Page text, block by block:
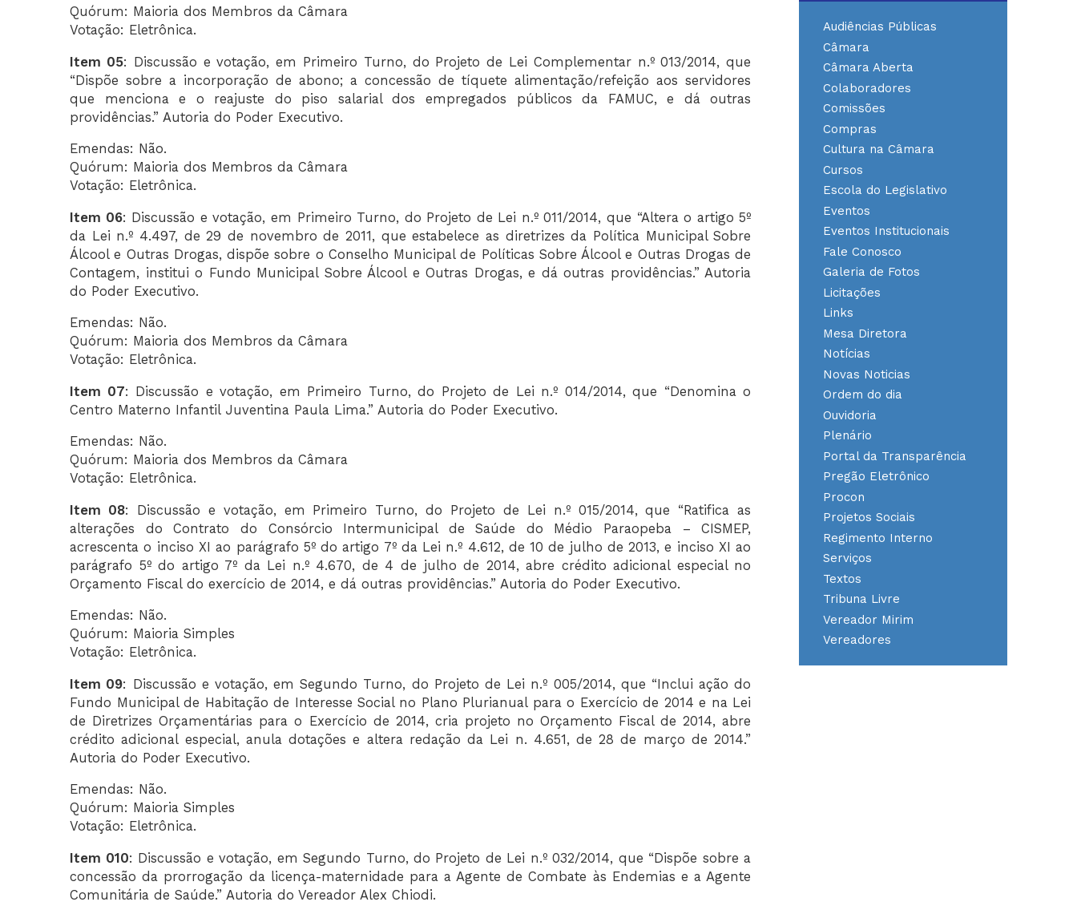
Quórum: Maioria dos Membros da Câmara
Votação: Eletrônica.
Item 05: Discussão e votação, em Primeiro Turno, do Projeto de Lei Complementar n.º 013/2014, que
“Dispõe sobre a incorporação de abono; a concessão de tíquete alimentação/refeição aos servidores
que menciona e o reajuste do piso salarial dos empregados públicos da FAMUC, e dá outras
providências.” Autoria do Poder Executivo.
Emendas: Não.
Quórum: Maioria dos Membros da Câmara
Votação: Eletrônica.
Item 06: Discussão e votação, em Primeiro Turno, do Projeto de Lei n.º 011/2014, que “Altera o artigo 5º
da Lei n.º 4.497, de 29 de novembro de 2011, que estabelece as diretrizes da Política Municipal Sobre
Álcool e Outras Drogas, dispõe sobre o Conselho Municipal de Políticas Sobre Álcool e Outras Drogas de
Contagem, institui o Fundo Municipal Sobre Álcool e Outras Drogas, e dá outras providências.” Autoria
do Poder Executivo.
Emendas: Não.
Quórum: Maioria dos Membros da Câmara
Votação: Eletrônica.
Item 07: Discussão e votação, em Primeiro Turno, do Projeto de Lei n.º 014/2014, que “Denomina o
Centro Materno Infantil Juventina Paula Lima.” Autoria do Poder Executivo.
Emendas: Não.
Quórum: Maioria dos Membros da Câmara
Votação: Eletrônica.
Item 08: Discussão e votação, em Primeiro Turno, do Projeto de Lei n.º 015/2014, que “Ratifica as
alterações do Contrato do Consórcio Intermunicipal de Saúde do Médio Paraopeba – CISMEP,
acrescenta o inciso XI ao parágrafo 5º do artigo 7º da Lei n.º 4.612, de 10 de julho de 2013, e inciso XI ao
parágrafo 5º do artigo 7º da Lei n.º 4.670, de 4 de julho de 2014, abre crédito adicional especial no
Orçamento Fiscal do exercício de 2014, e dá outras providências.” Autoria do Poder Executivo.
Emendas: Não.
Quórum: Maioria Simples
Votação: Eletrônica.
Item 09: Discussão e votação, em Segundo Turno, do Projeto de Lei n.º 005/2014, que “Inclui ação do
Fundo Municipal de Habitação de Interesse Social no Plano Plurianual para o Exercício de 2014 e na Lei
de Diretrizes Orçamentárias para o Exercício de 2014, cria projeto no Orçamento Fiscal de 2014, abre
crédito adicional especial, anula dotações e altera redação da Lei n. 4.651, de 28 de março de 2014.”
Autoria do Poder Executivo.
Emendas: Não.
Quórum: Maioria Simples
Votação: Eletrônica.
Item 010: Discussão e votação, em Segundo Turno, do Projeto de Lei n.º 032/2014, que “Dispõe sobre a
concessão da prorrogação da licença-maternidade para a Agente de Combate às Endemias e a Agente
Comunitária de Saúde.” Autoria do Vereador Alex Chiodi.
Audiências Públicas
Câmara
Câmara Aberta
Colaboradores
Comissões
Compras
Cultura na Câmara
Cursos
Escola do Legislativo
Eventos
Eventos Institucionais
Fale Conosco
Galeria de Fotos
Licitações
Links
Mesa Diretora
Notícias
Novas Noticias
Ordem do dia
Ouvidoria
Plenário
Portal da Transparência
Pregão Eletrônico
Procon
Projetos Sociais
Regimento Interno
Serviços
Textos
Tribuna Livre
Vereador Mirim
Vereadores